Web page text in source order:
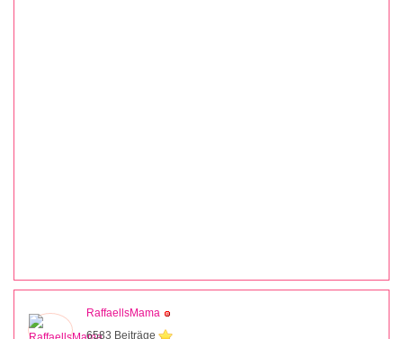
RaffaellsMama
6583 Beiträge